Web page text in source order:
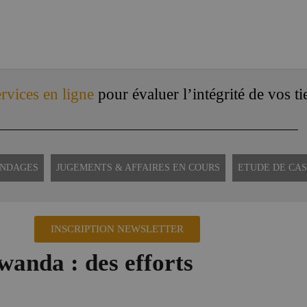
en lignepour évaluer l’intégrité de vos
JUGEMENTS & AFFAIRES EN COURS ETUDE DE CAS
INSCRIPTION NEWSLETTER
: des efforts